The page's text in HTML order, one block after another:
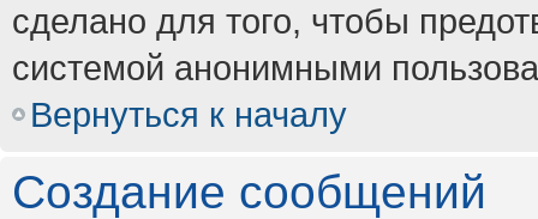
сделано для того, чтобы
системой анонимными
Вернуться к началу
Создание сообщений